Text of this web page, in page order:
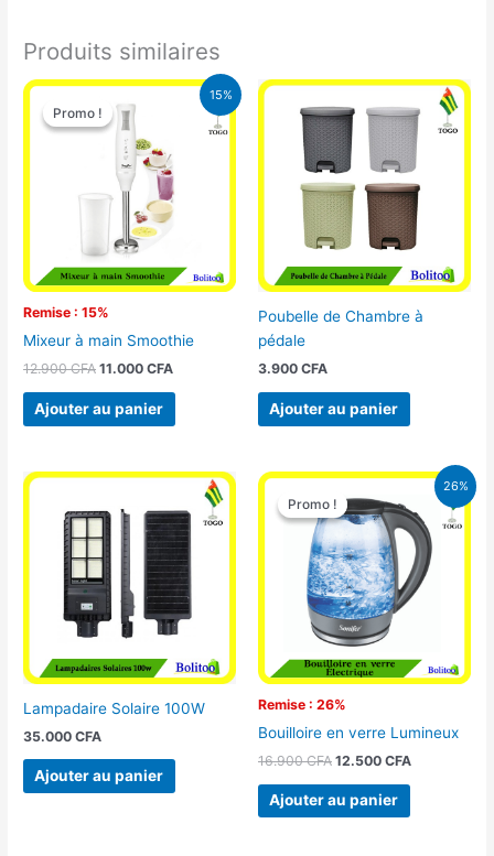
Produits similaires
15%
Promo !
Remise : 15%
Promo !
Mixeur à main Smoothie
12.900CFA
Le
prix
initial
était :
12.900 CFA.
11.000CFA
Le
Ajouter au panier
Poubelle de Chambre à
pédale
3.900 CFA
Ajouter au panier
Lampadaire Solaire 100W
35.000CFA
Ajouter au panier
26%
Promo !
Remise : 26%
Promo !
Bouilloire en verre Lumineux
16.900CFA
Le
prix
initial
16.900 CFA.
12.500 CFA
Le
prix
actuel
est :
12.500 CFA.
Ajouter au panier